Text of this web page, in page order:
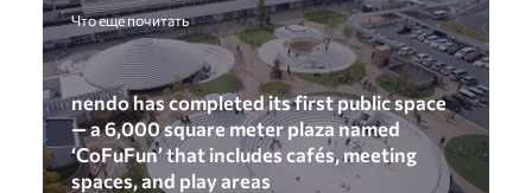
Что еще почитать
nendo has completed its first public space
— a 6,000 square meter plaza named
‘CoFuFun’ that includes cafés, meeting
spaces, and play areas